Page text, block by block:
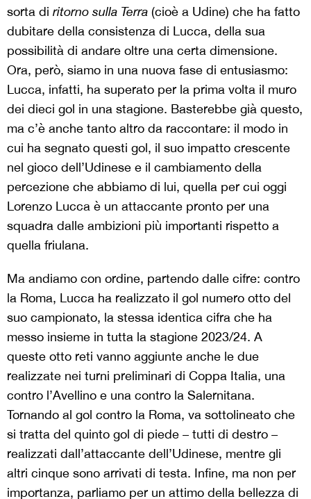
sorta di ritorno sulla Terra (cioè a Udine) che ha fatto
dubitare della consistenza di Lucca, della sua
possibilità di andare oltre una certa dimensione.
Ora, però, siamo in una nuova fase di entusiasmo:
Lucca, infatti, ha superato per la prima volta il muro
dei dieci gol in una stagione. Basterebbe già questo,
ma c’è anche tanto altro da raccontare: il modo in
cui ha segnato questi gol, il suo impatto crescente
nel gioco dell’Udinese e il cambiamento della
percezione che abbiamo di lui, quella per cui oggi
Lorenzo Lucca è un attaccante pronto per una
squadra dalle ambizioni più importanti rispetto a
quella friulana.
Ma andiamo con ordine, partendo dalle cifre: contro
la Roma, Lucca ha realizzato il gol numero otto del
suo campionato, la stessa identica cifra che ha
messo insieme in tutta la stagione 2023/24. A
queste otto reti vanno aggiunte anche le due
realizzate nei turni preliminari di Coppa Italia, una
contro l’Avellino e una contro la Salernitana.
Tornando al gol contro la Roma, va sottolineato che
si tratta del quinto gol di piede – tutti di destro –
realizzati dall’attaccante dell’Udinese, mentre gli
altri cinque sono arrivati di testa. Infine, ma non per
importanza, parliamo per un attimo della bellezza di